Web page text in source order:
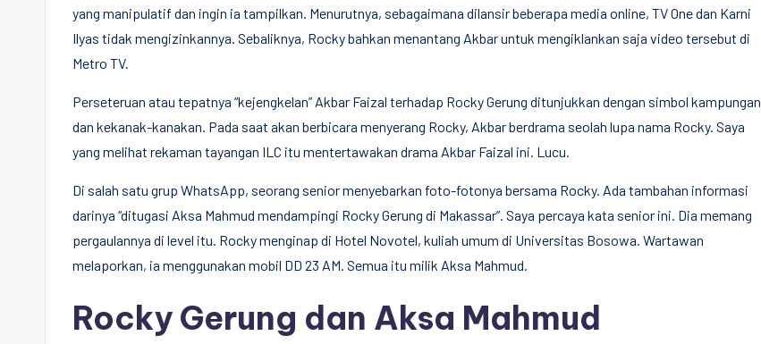
yang manipulatif dan ingin ia tampilkan. Menurutnya, sebagaimana dilansir beberapa media online, TV One dan Karni
Ilyas tidak mengizinkannya. Sebaliknya, Rocky bahkan menantang Akbar untuk mengiklankan saja video tersebut di
Metro TV.
Perseteruan atau tepatnya “kejengkelan” Akbar Faizal terhadap Rocky Gerung ditunjukkan dengan simbol kampungan
dan kekanak-kanakan. Pada saat akan berbicara menyerang Rocky, Akbar berdrama seolah lupa nama Rocky. Saya
yang melihat rekaman tayangan ILC itu mentertawakan drama Akbar Faizal ini. Lucu.
Di salah satu grup WhatsApp, seorang senior menyebarkan foto-fotonya bersama Rocky. Ada tambahan informasi
darinya “ditugasi Aksa Mahmud mendampingi Rocky Gerung di Makassar”. Saya percaya kata senior ini. Dia memang
pergaulannya di level itu. Rocky menginap di Hotel Novotel, kuliah umum di Universitas Bosowa. Wartawan
melaporkan, ia menggunakan mobil DD 23 AM. Semua itu milik Aksa Mahmud.
Rocky Gerung dan Aksa Mahmud